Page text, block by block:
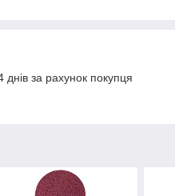
за рахунок покупця